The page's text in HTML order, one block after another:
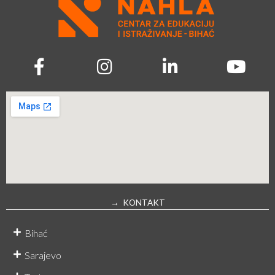
→ KONTAKT
Bihać
Sarajevo